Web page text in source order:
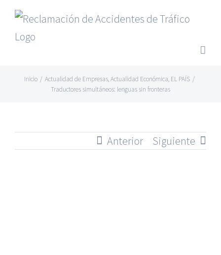
Saltar
contenido
Inicio / Actualidad de Empresas,Actualidad Económica, EL PAÍS /
Traductores simultáneos: lenguas sin fronteras
Anterior Siguiente